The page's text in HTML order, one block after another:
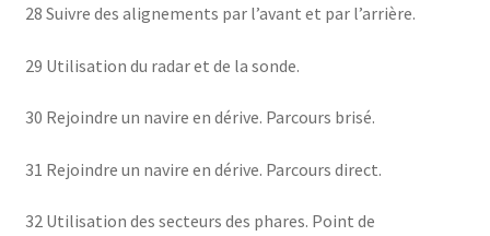
28 Suivre des alignements par l’avant et par l’arrière.
29 Utilisation du radar et de la sonde.
30 Rejoindre un navire en dérive. Parcours brisé.
31 Rejoindre un navire en dérive. Parcours direct.
32 Utilisation des secteurs des phares. Point de